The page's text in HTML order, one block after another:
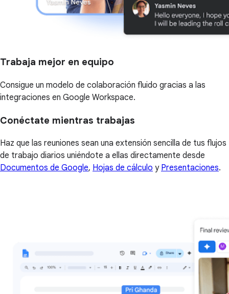
Trabaja mejor en equipo
Consigue un modelo de colaboración fluido gracias a las
integraciones en Google Workspace.
Conéctate mientras trabajas
Haz que las reuniones sean una extensión sencilla de tus flujos
de trabajo diarios uniéndote a ellas directamente desde
Documentos de Google, Hojas de cálculo y Presentaciones.